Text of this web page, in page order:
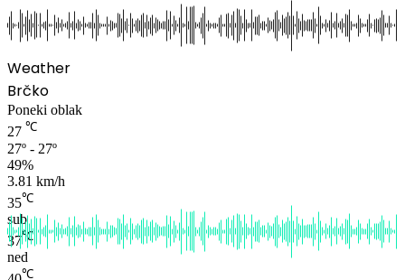
Weather
Brčko
Poneki oblak
27 ℃
27º - 27º
49%
3.81 km/h
35℃
sub
37℃
ned
℃